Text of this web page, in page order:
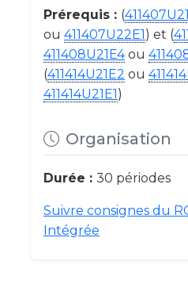
Prérequis : (
ou 411407U22E1) et (
411408U21E4ou
(411414U21E2 ou
411414U21E1)
Organisation
Durée : 30 périodes
Suivre consignes du
Intégrée